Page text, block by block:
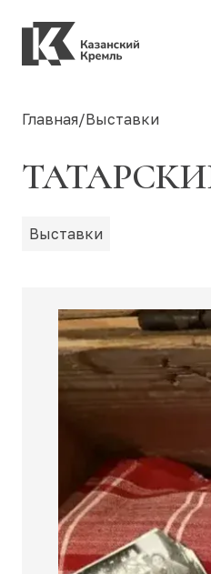
Главная/Выставки
Выставки